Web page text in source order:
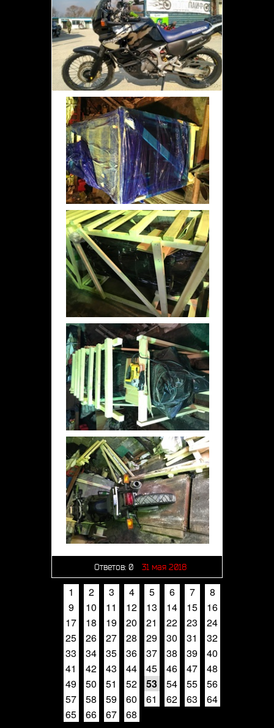
Ответов: 0 31 мая 2018
1 2 3 4 5 6 7
8
9
10 11 12 13 14 15
16
17
18 19 20 21 22 23
24
25
26 27 28 29 30 31
32
33
34 35 36 37 38 39
40
41
42 43 44 45 46 47
48
49
50 51 52 53 54 55
56
57
58 59 60 61 62 63
64
65
66 67 68